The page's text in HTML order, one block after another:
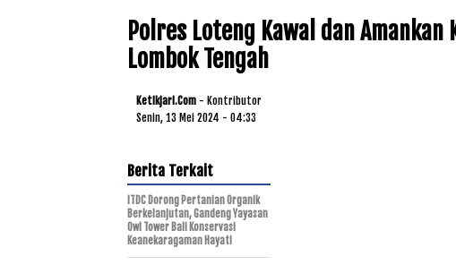
Polres Loteng Kawal dan
Lombok Tengah
Ketikjari.com - Kontributor
Senin, 13 Mei 2024 - 04:33
Berita Terkait
ITDC Dorong Pertanian Organik
Berkelanjutan, Gandeng Yayasan
Owl Tower Bali Konservasi
Keanekaragaman Hayati